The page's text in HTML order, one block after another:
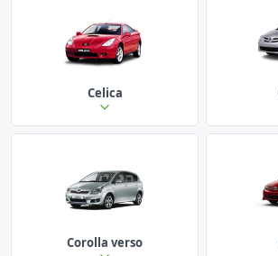
Celica
Corolla verso